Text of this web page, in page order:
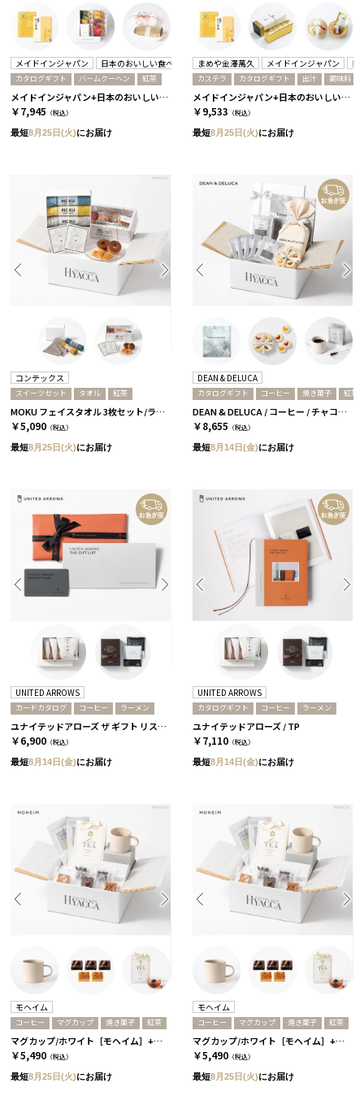
メイドインジャパン 日本のおいしい食べ物
カタログギフト バームクーヘン 紅茶
メイドインジャパン+日本のおいしい食べ物 / MJ6+橙
￥7,945 （税込）
最短8月25日(火)にお届け
まめや金澤萬久 メイドインジャパン 日
カステラ カタログギフト 出汁 調味料
メイドインジャパン+日本のおいしい食べ物 / MJ6+橙 2冊セット
￥9,533 （税込）
最短8月25日(火)にお届け
コンテックス
スイーツセット タオル 紅茶
MOKU フェイスタオル 3枚セット/ライト［コンテックス］+紅茶&スイーツセット
￥5,090 （税込）
最短8月25日(火)にお届け
DEAN & DELUCA
カタログギフト コーヒー 焼き菓子 紅茶
DEAN & DELUCA / コーヒー / チャコール
￥8,655 （税込）
最短8月14日(金)にお届け
UNITED ARROWS
カードカタログ コーヒー ラーメン
ユナイテッドアローズ ザ ギフト リスト / TP-CARD
￥6,900 （税込）
最短8月14日(金)にお届け
UNITED ARROWS
カタログギフト コーヒー ラーメン
ユナイテッドアローズ / TP
￥7,110 （税込）
最短8月14日(金)にお届け
モヘイム
コーヒー マグカップ 焼き菓子 紅茶
マグカップ/ホワイト［モヘイム］+焼き菓子+コーヒーor紅茶 コーヒー
￥5,490 （税込）
最短8月25日(火)にお届け
モヘイム
コーヒー マグカップ 焼き菓子 紅茶
マグカップ/ホワイト［モヘイム］+焼き菓子+コーヒーor紅茶 紅茶
￥5,490 （税込）
最短8月25日(火)にお届け